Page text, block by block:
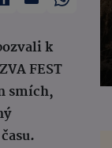
k
FEST
smích,